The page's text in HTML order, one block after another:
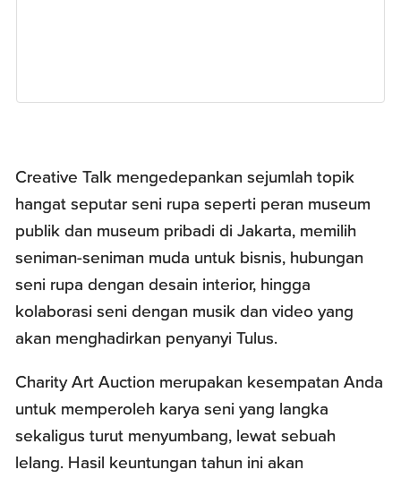
Creative Talk mengedepankan sejumlah topik
hangat seputar seni rupa seperti peran museum
publik dan museum pribadi di Jakarta, memilih
seniman-seniman muda untuk bisnis, hubungan
seni rupa dengan desain interior, hingga
kolaborasi seni dengan musik dan video yang
akan menghadirkan penyanyi Tulus.
Charity Art Auction merupakan kesempatan Anda
untuk memperoleh karya seni yang langka
sekaligus turut menyumbang, lewat sebuah
lelang. Hasil keuntungan tahun ini akan